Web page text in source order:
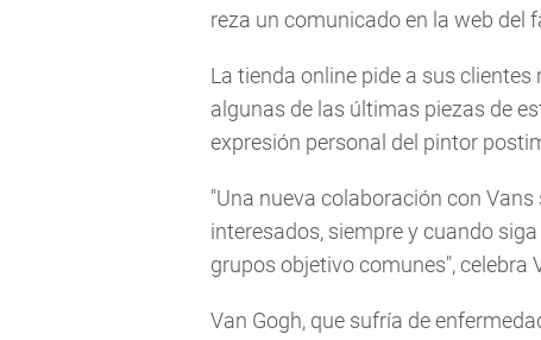
reza un comunicado en la web del
La tienda online pide a sus
algunas de las últimas piezas de
expresión personal del pintor
"Una nueva colaboración con
interesados, siempre y cuando
grupos objetivo comunes", celebra
Van Gogh, que sufría de